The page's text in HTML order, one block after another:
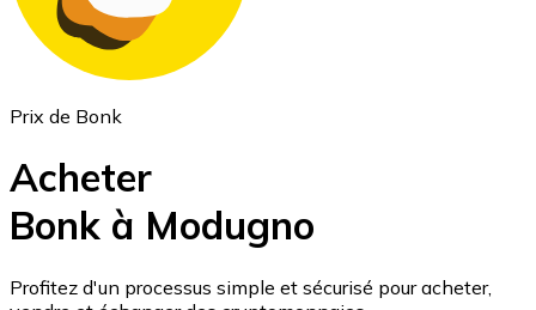
USD Coin
Prix de Bonk
Acheter
Bonk à Modugno
Profitez d'un processus simple et sécurisé pour acheter,